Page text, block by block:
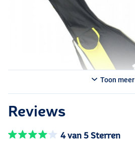
Toon meer
Reviews
4 van 5 Sterren